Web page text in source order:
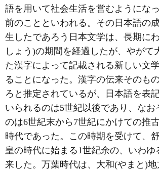
語を用いて社会生活を営むようにな
前のことといわれる。その日本語の
生したであろう日本文学は、長期に
しょう)の期間を経過したが、やがて
た漢字によって記載される新しい文
ることになった。漢字の伝来そのも
ろと推定されているが、日本語を表
いられるのは5世紀以後であり、なお
のは6世紀末から7世紀にかけての推
時代であった。この時期を受けて、
皇の時代に始まる1世紀余の、いわゆ
来した。万葉時代は、大和(やまと)